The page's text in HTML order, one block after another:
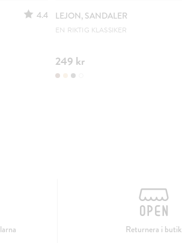
4.4 LEJON, SANDALER
EN RIKTIG KLASSIKER
249 kr
Returnera i butik